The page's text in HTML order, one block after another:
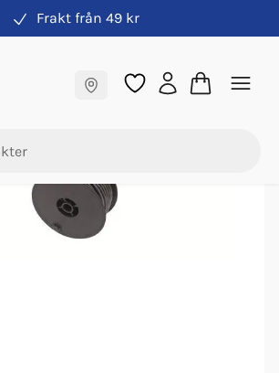
Frakt från 49 kr
Samma pris online & i butik